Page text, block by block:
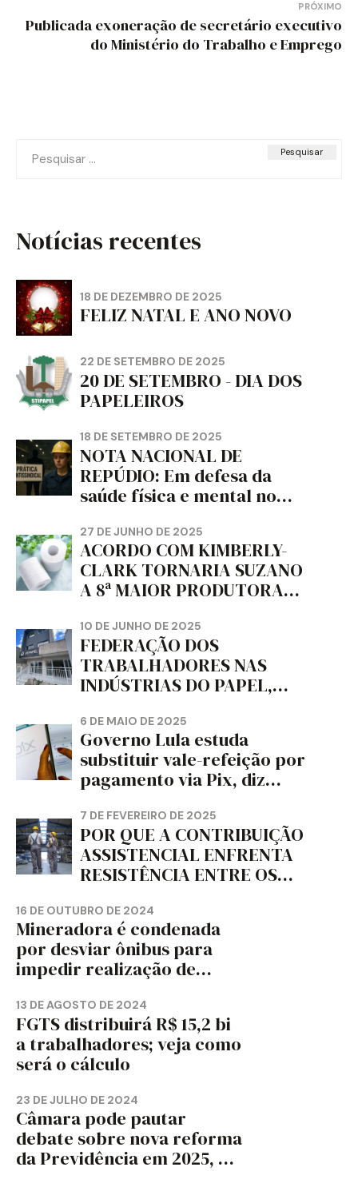
PRÓXIMO
Publicada exoneração de secretário executivo
do Ministério do Trabalho e Emprego
por:
Notícias recentes
18 DE DEZEMBRO DE 2025
FELIZ NATAL E ANO NOVO
22 DE SETEMBRO DE 2025
20 DE SETEMBRO - DIA DOS
PAPELEIROS
18 DE SETEMBRO DE 2025
NOTA NACIONAL DE
REPÚDIO: Em defesa da
saúde física e mental no
da dignidade sindical.
27 DE JUNHO DE 2025
ACORDO COM KIMBERLY-
CLARK TORNARIA SUZANO
A 8ª MAIOR PRODUTORA
MUNDO, DIZ FITCH
10 DE JUNHO DE 2025
FEDERAÇÃO DOS
TRABALHADORES NAS
INDÚSTRIAS DO PAPEL,
CORTIÇA E ARTEFATOS DE
PAPEL DO ESTADO DO
PARANÁ – FETRAPEL-PR
6 DE MAIO DE 2025
Governo Lula estuda
substituir vale-refeição por
pagamento via Pix, diz
7 DE FEVEREIRO DE 2025
POR QUE A CONTRIBUIÇÃO
ASSISTENCIAL ENFRENTA
RESISTÊNCIA ENTRE OS
16 DE OUTUBRO DE 2024
Mineradora é condenada
por desviar ônibus para
impedir realização de
13 DE AGOSTO DE 2024
FGTS distribuirá R$ 15,2 bi
a trabalhadores; veja como
será o cálculo
23 DE JULHO DE 2024
Câmara pode pautar
debate sobre nova reforma
da Previdência em 2025, diz